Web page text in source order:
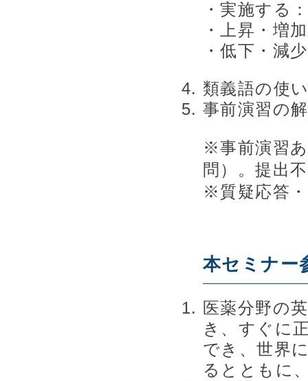
・実施する
・上昇・増
・低下・減
類義語の使
事前演習の
※事前演習
問）。提出
※質疑応答
本セミナー
医薬分野の
き、すぐに
でき、世界
るとともに